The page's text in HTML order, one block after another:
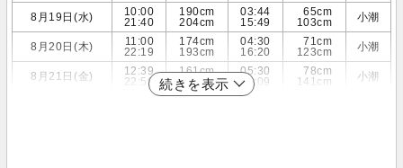
8月19日(水)
10:00
21:40
190cm
204cm
03:44
15:49
65cm
103cm
小潮
8月20日(木)
11:00
22:19
174cm
193cm
04:30
16:20
71cm
123cm
小潮
8月21日(金)
12:39
22:59
161cm
181cm
05:30
17:09
78cm
141cm
小潮
続きを表示